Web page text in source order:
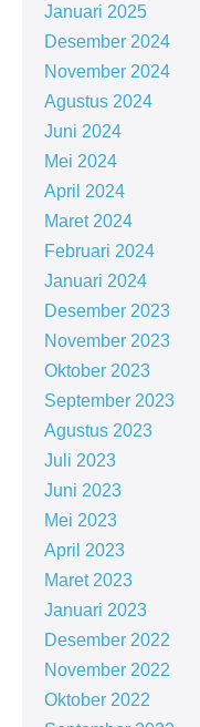
Januari 2025
Desember 2024
November 2024
Agustus 2024
Juni 2024
Mei 2024
April 2024
Maret 2024
Februari 2024
Januari 2024
Desember 2023
November 2023
Oktober 2023
September 2023
Agustus 2023
Juli 2023
Juni 2023
Mei 2023
April 2023
Maret 2023
Januari 2023
Desember 2022
November 2022
Oktober 2022